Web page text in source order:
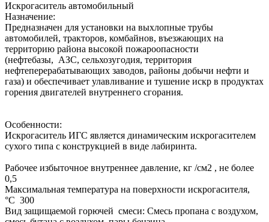
Искрогаситель автомобильный
Назначение:
Предназначен для установки на выхлопные трубы
автомобилей, тракторов, комбайнов, въезжающих на
территорию района высокой пожароопасности
(нефтебазы, АЗС, сельхозугодия, территория
нефтеперерабатывающих заводов, районы добычи нефти и
газа) и обеспечивает улавливание и тушение искр в продуктах
горения двигателей внутреннего сгорания.
Особенности:
Искрогаситель ИГС является динамическим искрогасителем
сухого типа с конструкцией в виде лабиринта.
Рабочее избыточное внутреннее давление, кг /см2 , не более
0,5
Максимальная температура на поверхности искрогасителя,
°С 300
Вид защищаемой горючей смеси: Смесь пропана с воздухом,